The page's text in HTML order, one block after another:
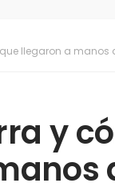
llegaron a manos
y